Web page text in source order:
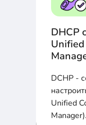
DHCP
DCHP -
Unified